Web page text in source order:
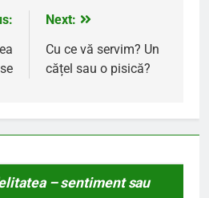
Next:
Cu ce vă servim? Un
cățel sau o pisică?
– sentiment sau